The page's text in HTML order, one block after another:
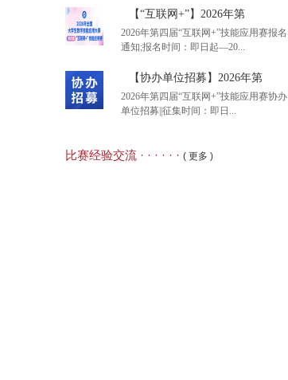
2026年第四届“互联网+”
【“互联网+”】2026年第
2026年第四届“互联网+”技能应用赛报名
通知;报名时间：即日起—20...
【“互联网+”】2026年第
【协办单位招募】2026年第
2026年第四届“互联网+”技能应用赛协办
单位招募||征集时间：即日...
比赛经验交流 · · · · · · ( 更多 )